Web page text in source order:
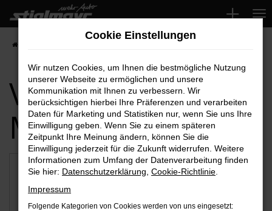
Zum
Hauptinhalt
springen
Verfügbare
Marken
Cookie Einstellungen
Wir nutzen Cookies, um Ihnen die bestmögliche Nutzung
unserer Webseite zu ermöglichen und unsere
Kommunikation mit Ihnen zu verbessern. Wir
berücksichtigen hierbei Ihre Präferenzen und verarbeiten
Daten für Marketing und Statistiken nur, wenn Sie uns Ihre
Einwilligung geben. Wenn Sie zu einem späteren
Zeitpunkt Ihre Meinung ändern, können Sie die
Einwilligung jederzeit für die Zukunft widerrufen. Weitere
Informationen zum Umfang der Datenverarbeitung finden
Sie hier: Datenschutzerklärung Cookie-Richtlinie
Impressum
Folgende Kategorien von Cookies werden von uns eingesetzt: